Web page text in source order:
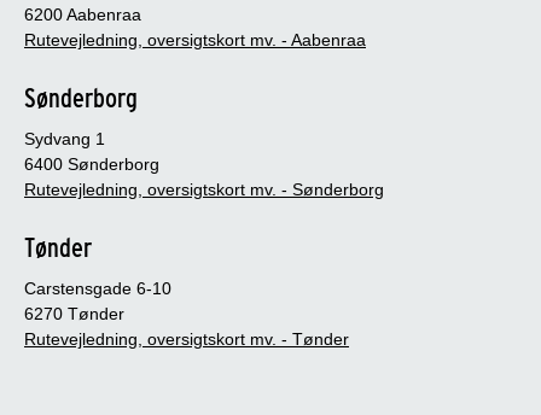
6200 Aabenraa
Rutevejledning, oversigtskort mv. - Aabenraa
Sønderborg
Sydvang 1
6400 Sønderborg
Rutevejledning, oversigtskort mv. - Sønderborg
Tønder
Carstensgade 6-10
6270 Tønder
Rutevejledning, oversigtskort mv. - Tønder